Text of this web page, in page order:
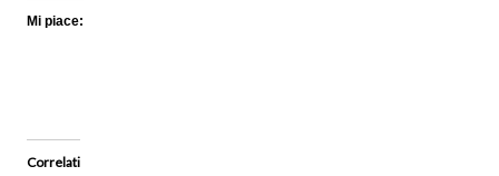
Mi piace:
Correlati